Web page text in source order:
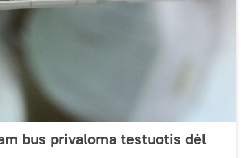
bus privaloma testuotis dėl